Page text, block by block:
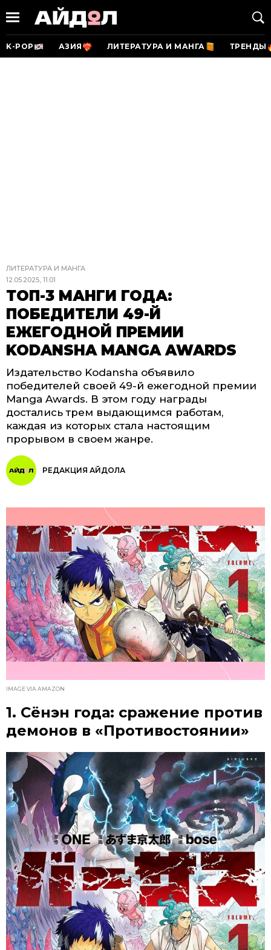
K-POP АЗИЯ ЛИТЕРАТУРА И МАНГА ТРЕНДЫ
ЛИТЕРАТУРА И МАНГА
12.05.2025, 11:01
ТОП-3 МАНГИ ГОДА:
ПОБЕДИТЕЛИ 49-Й
ЕЖЕГОДНОЙ ПРЕМИИ
KODANSHA MANGA AWARDS
Издательство Kodansha объявило
победителей своей 49-й ежегодной премии
Manga Awards. В этом году награды
достались трем выдающимся работам,
каждая из которых стала настоящим
прорывом в своем жанре.
РЕДАКЦИЯ АЙДОЛА
IMAGE VIA AMAZON
1. Сёнэн года: сражение против
демонов в «Противостоянии»